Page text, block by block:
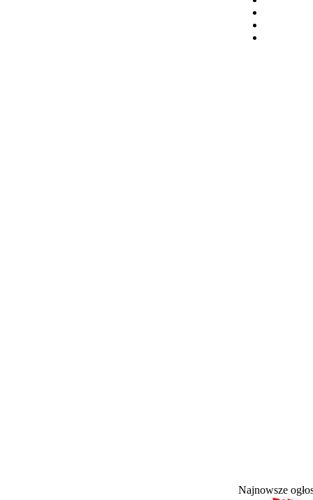
Najnowsze